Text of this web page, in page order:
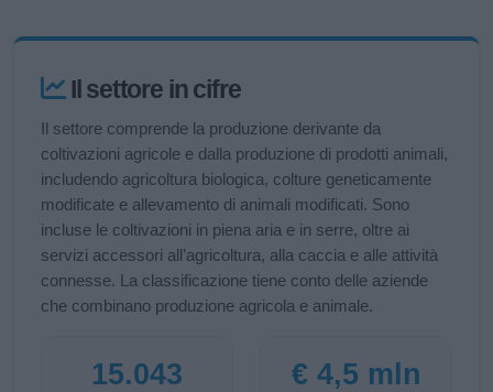
Il settore in cifre
Il settore comprende la produzione derivante da
coltivazioni agricole e dalla produzione di prodotti animali,
includendo agricoltura biologica, colture geneticamente
modificate e allevamento di animali modificati. Sono
incluse le coltivazioni in piena aria e in serre, oltre ai
servizi accessori all’agricoltura, alla caccia e alle attività
connesse. La classificazione tiene conto delle aziende
che combinano produzione agricola e animale.
15.043 € 4,5 mln